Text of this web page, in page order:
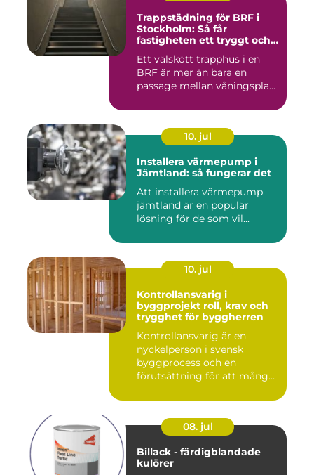
Trappstädning för BRF i
Stockholm: Så får
fastigheten ett tryggt och
Ett välskött trapphus i en
BRF är mer än bara en
passage mellan våningspla...
10. jul
Installera värmepump i
Jämtland: så fungerar det
Att installera värmepump
jämtland är en populär
lösning för de som vil...
10. jul
Kontrollansvarig i
byggprojekt roll, krav och
trygghet för byggherren
Kontrollansvarig är en
nyckelperson i svensk
byggprocess och en
förutsättning för att många
08. jul
Billack - färdigblandade
kulörer